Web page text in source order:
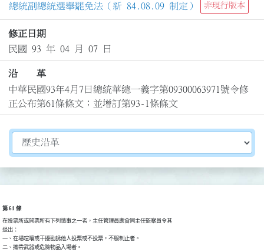
總統副總統選舉罷免法（新 84.08.09 制定）
非現行版本
修正日期
民國 93 年 04 月 07 日
沿 革
中華民國93年4月7日總統華總一義字第09300063971號令修
正公布第61條條文；並增訂第93-1條條文
切換選擇法規資訊內容
第 61 條
在投票所或開票所有下列情事之一者，主任管理員應會同主任監察員令其
退出：
一、在場喧嚷或干擾勸誘他人投票或不投票，不服制止者。
二、攜帶武器或危險物品入場者。